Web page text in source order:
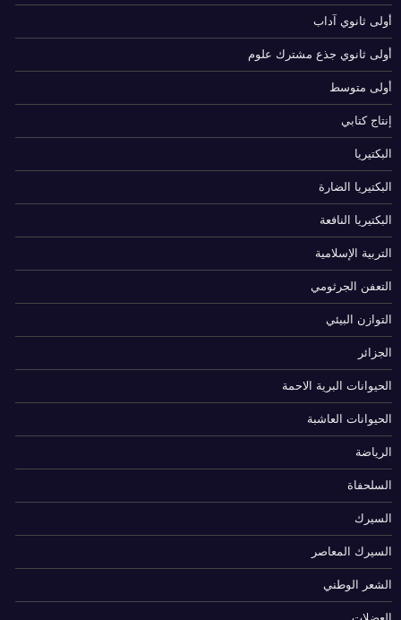
أولى ثانوي آداب
أولى ثانوي جذع مشترك علوم
أولى متوسط
إنتاج كتابي
البكتيريا
البكتيريا الضارة
البكتيريا النافعة
التربية الإسلامية
التعفن الجرثومي
التوازن البيئي
الجزائر
الحيوانات البرية الاحمة
الحيوانات العاشبة
الرياضة
السلحفاة
السيرك
السيرك المعاصر
الشعر الوطني